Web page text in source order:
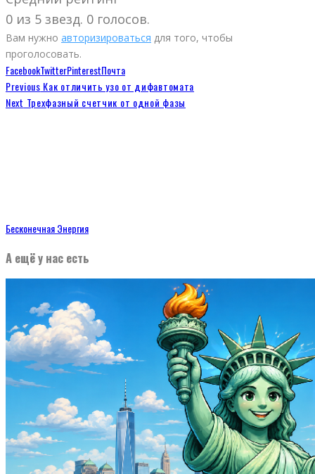
0 из 5 звезд. 0 голосов.
Вам нужно авторизироваться для того, чтобы
проголосовать.
FacebookTwitterPinterestПочта
Previous Как отличить узо от дифавтомата
Next Трехфазный счетчик от одной фазы
Бесконечная Энергия
А ещё у нас есть